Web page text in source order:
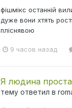
фішмікс останній
дуже вони хтять
пліснявою
9 часов назад
Я людина
тему ответил в